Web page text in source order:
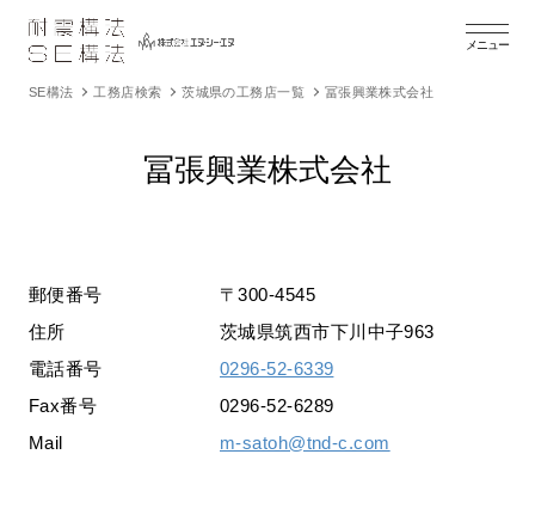
メニュー
SE構法 工務店検索 茨城県の工務店一覧 冨張興業株式会社
冨張興業株式会社
郵便番号
〒300-4545
住所
茨城県筑西市下川中子963
電話番号
0296-52-6339
Fax番号
0296-52-6289
Mail
m-satoh@tnd-c.com